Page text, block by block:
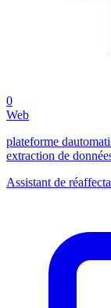
0
Web
plateforme
extraction de
Assistant de